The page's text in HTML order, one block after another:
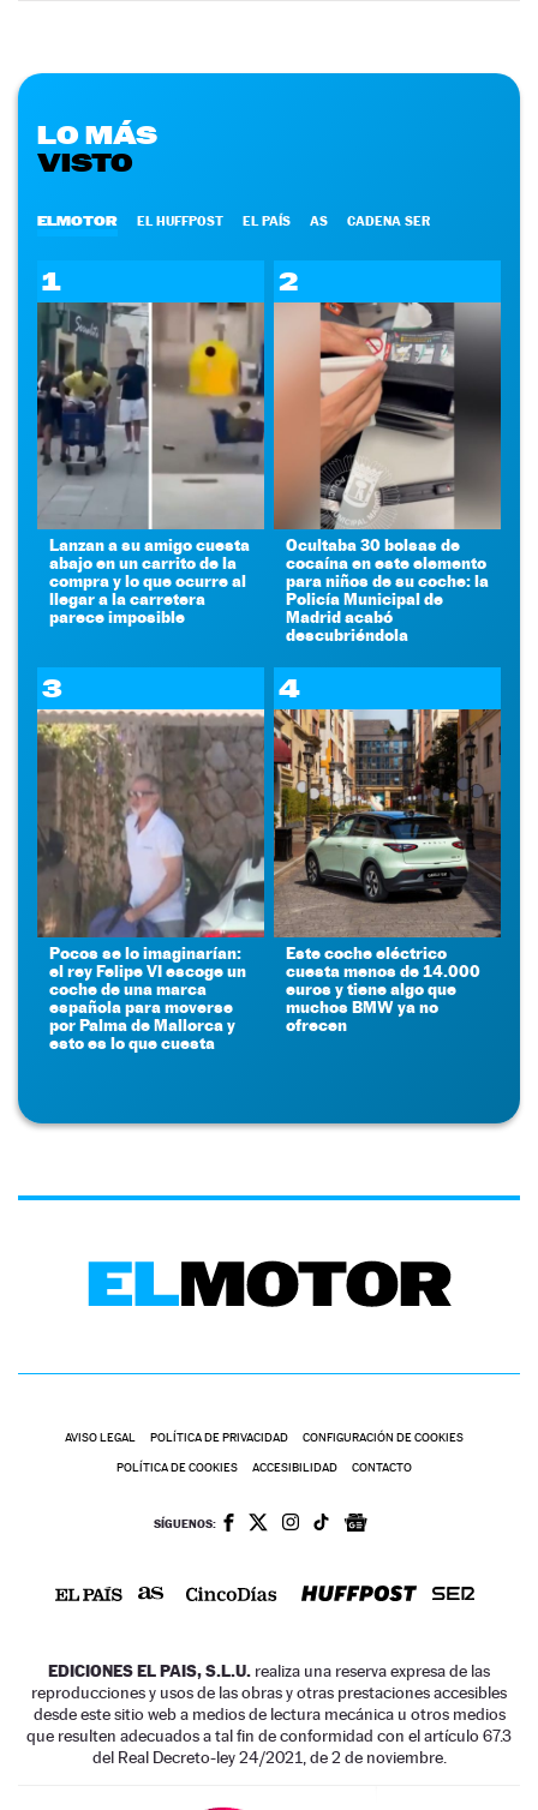
LO MÁS
VISTO
ELMOTOR EL HUFFPOST EL PAÍS AS CADENA SER
1
Lanzan a su amigo cuesta
abajo en un carrito de la
compra y lo que ocurre al
llegar a la carretera
parece imposible
2
Ocultaba 30 bolsas de
cocaína en este elemento
para niños de su coche: la
Policía Municipal de
Madrid acabó
descubriéndola
3
Pocos se lo imaginarían:
el rey Felipe VI escoge un
coche de una marca
española para moverse
por Palma de Mallorca y
esto es lo que cuesta
4
Este coche eléctrico
cuesta menos de 14.000
euros y tiene algo que
muchos BMW ya no
ofrecen
AVISO LEGAL POLÍTICA DE PRIVACIDAD CONFIGURACIÓN DE COOKIES
POLÍTICA DE COOKIES ACCESIBILIDAD CONTACTO
SÍGUENOS:
EDICIONES EL PAIS, S.L.U. realiza una reserva expresa de las
reproducciones y usos de las obras y otras prestaciones accesibles
desde este sitio web a medios de lectura mecánica u otros medios
que resulten adecuados a tal fin de conformidad con el artículo 67.3
del Real Decreto-ley 24/2021, de 2 de noviembre.